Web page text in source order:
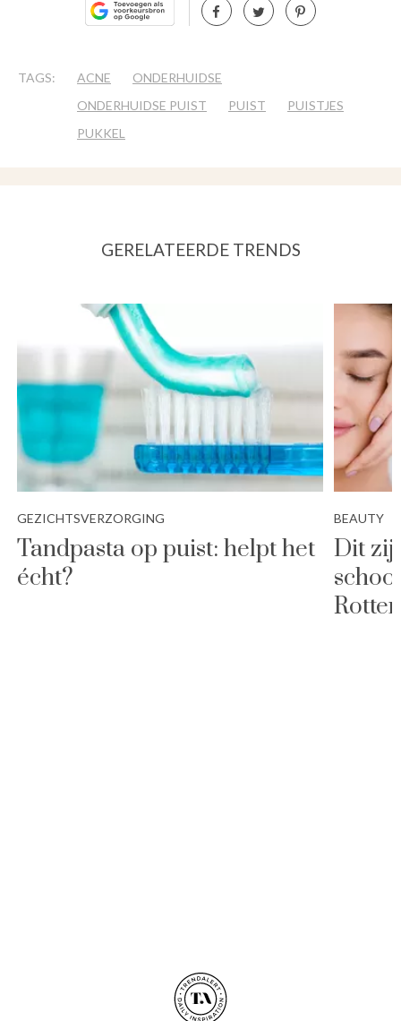
TAGS: ACNE
ONDERHUIDSE
ONDERHUIDSE PUIST
PUIST
PUISTJES
PUKKEL
GERELATEERDE TRENDS
GEZICHTSVERZORGING
Tandpasta op puist: helpt het
écht?
BEAUTY
Dit